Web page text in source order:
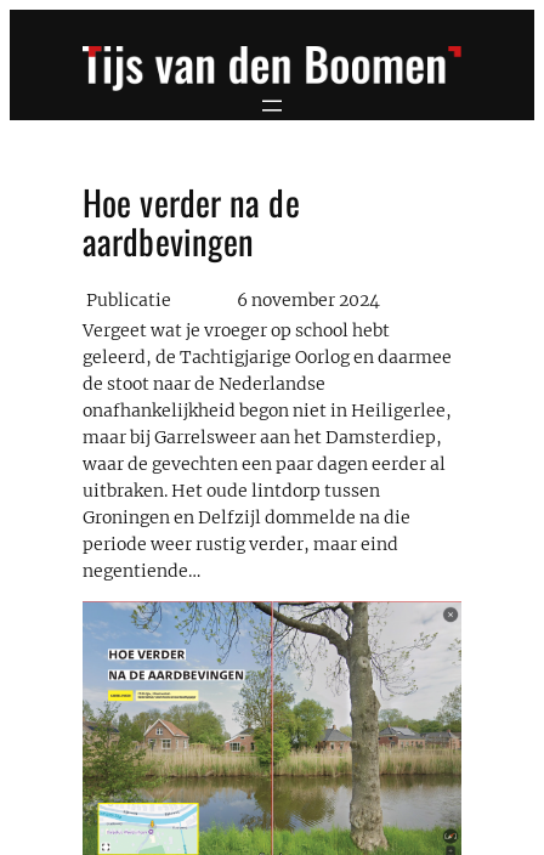
Hoe verder na de
aardbevingen
Publicatie
6 november 2024
Vergeet wat je vroeger op school hebt
geleerd, de Tachtigjarige Oorlog en daarmee
de stoot naar de Nederlandse
onafhankelijkheid begon niet in Heiligerlee,
maar bij Garrelsweer aan het Damsterdiep,
waar de gevechten een paar dagen eerder al
uitbraken. Het oude lintdorp tussen
Groningen en Delfzijl dommelde na die
periode weer rustig verder, maar eind
negentiende…